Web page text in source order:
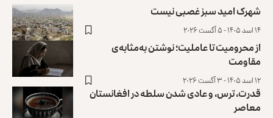
شهرک امید سبز غصبی نیست
۱۴ اسد ۱۴۰۵ - ۵ آگست ۲۰۲۶
از محرومیت تا عاملیت؛ نوشتن به‌مثابه‌ی
مقاومت
۱۲ اسد ۱۴۰۵ - ۳ آگست ۲۰۲۶
قدرت، ترس، و عادی ‌شدن سلطه در افغانستان
معاصر